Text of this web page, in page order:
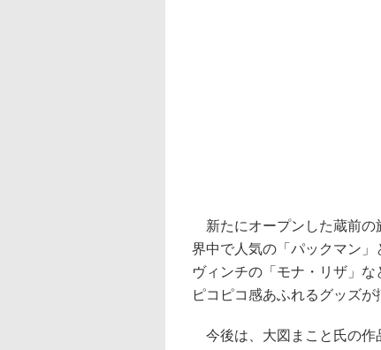
新たにオープンした蔵前の
界中で人気の「パックマン」
ヴィンチの「モナ・リザ」な
ピコピコ感あふれるグッズが
今後は、大図まこと氏の作